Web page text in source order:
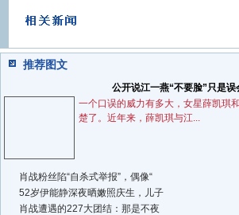
推荐图文
公开说江一燕“不要脸”只是误
一个口误的威力有多大，女星薛凯琪
楚了。近年来，薛凯琪与江...
肖战粉丝陷“自杀式举报”，偶像“
52岁伊能静深夜晒嫩照庆生，儿子
肖战遭遇的227大团结：那是不夜